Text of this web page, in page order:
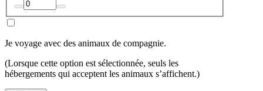
Je voyage avec des animaux de compagnie.
(Lorsque cette option est sélectionnée, seuls les
hébergements qui acceptent les animaux s’affichent.)